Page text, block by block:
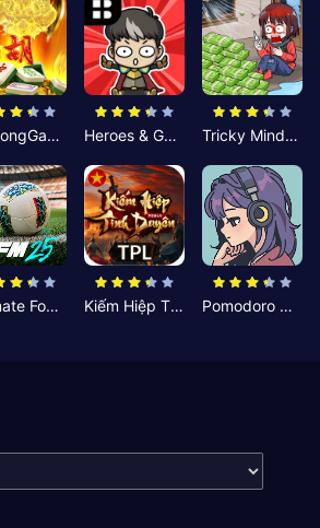
MahjongGame Heroes & Gear? Yoink! Tricky Minds: Brainy Puzzle
Ultimate Football Manager Kiếm Hiệp Tình Duyên Pomodoro Nhỏ: Giờ Tập Trung